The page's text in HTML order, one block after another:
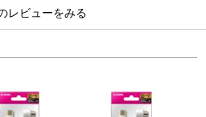
レビューをみる